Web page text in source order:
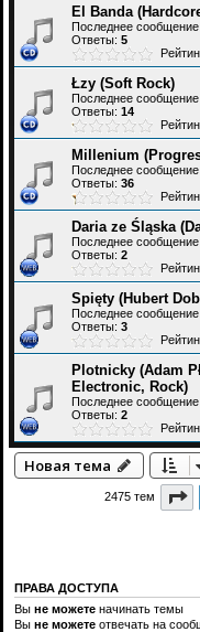
El Banda
Последнее сообщение
Ответы: 5
Łzy (Soft Rock)
Последнее сообщение
Ответы: 14
Millenium
Последнее сообщение
Ответы: 36
Daria ze Śląska
Последнее сообщение
Ответы: 2
Spięty (Hubert
Последнее сообщение
Ответы: 3
Plotnicky (Adam
Electronic, Rock)
Последнее сообщение
Ответы: 2
Новая тема
2475 тем
ПРАВА ДОСТУПА
Вы не можете начинать темы
Вы не можете отвечать на